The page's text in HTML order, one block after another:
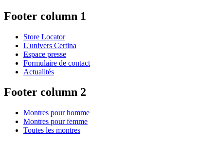
Footer column 1
Store Locator
L'univers Certina
Espace presse
Formulaire de contact
Actualités
Footer column 2
Montres pour homme
Montres pour femme
Toutes les montres